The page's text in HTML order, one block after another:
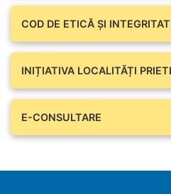
COD DE ETICĂ ȘI
INIȚIATIVA LOCALITĂȚI
E-CONSULTARE